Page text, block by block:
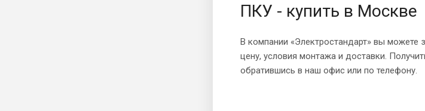
ПКУ - купить в Москве
В компании «Электростандарт» вы можете
цену, условия монтажа и доставки.
обратившись в наш офис или по телефону.